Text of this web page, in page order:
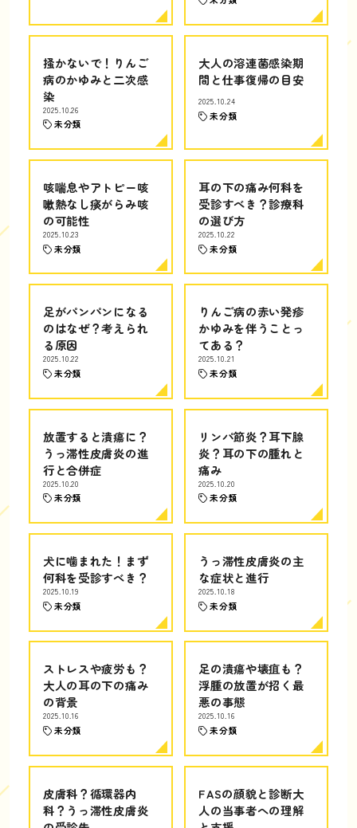
掻かないで！りんご
病のかゆみと二次感
染
2025.10.26
未分類
大人の溶連菌感染期
間と仕事復帰の目安
2025.10.24
未分類
咳喘息やアトピー咳
嗽熱なし痰がらみ咳
の可能性
2025.10.23
未分類
耳の下の痛み何科を
受診すべき？診療科
の選び方
2025.10.22
未分類
足がパンパンになる
のはなぜ？考えられ
る原因
2025.10.22
未分類
りんご病の赤い発疹
かゆみを伴うことっ
てある？
2025.10.21
未分類
放置すると潰瘍に？
うっ滞性皮膚炎の進
行と合併症
2025.10.20
未分類
リンパ節炎？耳下腺
炎？耳の下の腫れと
痛み
2025.10.20
未分類
犬に噛まれた！まず
何科を受診すべき？
2025.10.19
未分類
うっ滞性皮膚炎の主
な症状と進行
2025.10.18
未分類
ストレスや疲労も？
大人の耳の下の痛み
の背景
2025.10.16
未分類
足の潰瘍や壊疽も？
浮腫の放置が招く最
悪の事態
2025.10.16
未分類
皮膚科？循環器内
科？うっ滞性皮膚炎
FASの顔貌と診断大
人の当事者への理解